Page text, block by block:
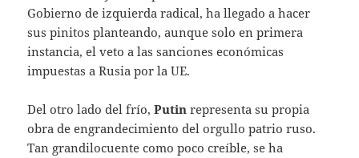
Gobierno de izquierda radical, ha llegado a hacer
sus pinitos planteando, aunque solo en primera
instancia, el veto a las sanciones económicas
impuestas a Rusia por la UE.
Del otro lado del frío,Putin representa su propia
obra de engrandecimiento del orgullo patrio ruso.
Tan grandilocuente como poco creíble, se ha